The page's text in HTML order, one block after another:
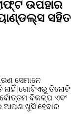
ଉପହାର
ସହିତ
ସେମାନେ
ନାହିଁ |ଗୋଟିଏରୁ ତିନୋଟି
ବିକଳ୍ପ ଏବଂ
ଆପଣ ଖୁସି ହେବାର